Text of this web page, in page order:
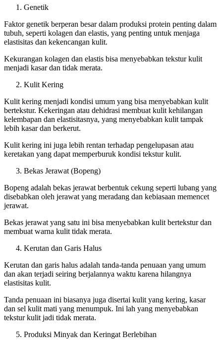
Genetik
Faktor genetik berperan besar dalam produksi protein penting dalam
tubuh, seperti kolagen dan elastis, yang penting untuk menjaga
elastisitas dan kekencangan kulit.
Kekurangan kolagen dan elastis bisa menyebabkan tekstur kulit
menjadi kasar dan tidak merata.
Kulit Kering
Kulit kering menjadi kondisi umum yang bisa menyebabkan kulit
bertekstur. Kekeringan atau dehidrasi membuat kulit kehilangan
kelembapan dan elastisitasnya, yang menyebabkan kulit tampak
lebih kasar dan berkerut.
Kulit kering ini juga lebih rentan terhadap pengelupasan atau
keretakan yang dapat memperburuk kondisi tekstur kulit.
Bekas Jerawat (Bopeng)
Bopeng adalah bekas jerawat berbentuk cekung seperti lubang yang
disebabkan oleh jerawat yang meradang dan kebiasaan memencet
jerawat.
Bekas jerawat yang satu ini bisa menyebabkan kulit bertekstur dan
membuat warna kulit tidak merata.
Kerutan dan Garis Halus
Kerutan dan garis halus adalah tanda-tanda penuaan yang umum
dan akan terjadi seiring berjalannya waktu karena hilangnya
elastisitas kulit.
Tanda penuaan ini biasanya juga disertai kulit yang kering, kasar
dan sel kulit mati yang menumpuk. Ini lah yang menyebabkan
tekstur kulit jadi tidak merata.
Produksi Minyak dan Keringat Berlebihan